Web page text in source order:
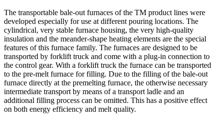
The transportable bale-out furnaces of the TM product lines were
developed especially for use at different pouring locations. The
cylindrical, very stable furnace housing, the very high-quality
insulation and the meander-shape heating elements are the special
features of this furnace family. The furnaces are designed to be
transported by forklift truck and come with a plug-in connection to
the control gear. With a forklift truck the furnace can be transported
to the pre-melt furnace for filling. Due to the filling of the bale-out
furnace directly at the premelting furnace, the otherwise necessary
intermediate transport by means of a transport ladle and an
additional filling process can be omitted. This has a positive effect
on both energy efficiency and melt quality.